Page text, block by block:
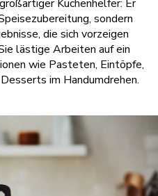
Küchenhelfer: Er
sondern
die sich vorzeigen
lästige Arbeiten auf ein
wie Pasteten, Eintöpfe,
im Handumdrehen.